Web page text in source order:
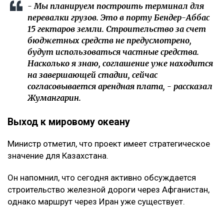
- Мы планируем построить терминал для
перевалки грузов. Это в порту Бендер-Аббас
15 гектаров земли. Строительство за счет
бюджетных средств не предусмотрено,
будут использоваться частные средства.
Насколько я знаю, соглашение уже находится
на завершающей стадии, сейчас
согласовывается арендная плата, - рассказал
Жумангарин.
Выход к мировому океану
Министр отметил, что проект имеет стратегическое
значение для Казахстана.
Он напомнил, что сегодня активно обсуждается
строительство железной дороги через Афганистан,
однако маршрут через Иран уже существует.